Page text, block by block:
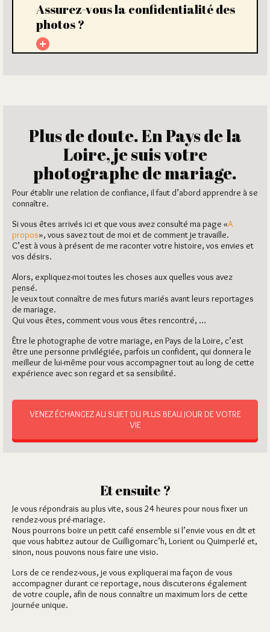
Assurez-vous la confidentialité des
photos ?
Plus de doute. En Pays de la
Loire, je suis votre
photographe de mariage.
Pour établir une relation de confiance, il faut d’abord apprendre à se
connaître.
Si vous êtes arrivés ici et que vous avez consulté ma page «A
propos», vous savez tout de moi et de comment je travaille.
C’est à vous à présent de me raconter votre histoire, vos envies et
vos désirs.
Alors, expliquez-moi toutes les choses aux quelles vous avez
pensé.
Je veux tout connaître de mes futurs mariés avant leurs reportages
de mariage.
Qui vous êtes, comment vous vous êtes rencontré, …
Être le photographe de votre mariage, en Pays de la Loire, c’est
être une personne privilégiée, parfois un confident, qui donnera le
meilleur de lui-même pour vous accompagner tout au long de cette
expérience avec son regard et sa sensibilité.
VENEZ ÉCHANGEZ AU SUJET DU PLUS BEAU JOUR DE VOTRE
VIE
Et ensuite ?
Je vous répondrais au plus vite, sous 24 heures pour nous fixer un
rendez-vous pré-mariage.
Nous pourrons boire un petit café ensemble si l’envie vous en dit et
que vous habitez autour de Guilligomarc’h, Lorient ou Quimperlé et,
sinon, nous pouvons nous faire une visio.
Lors de ce rendez-vous, je vous expliquerai ma façon de vous
accompagner durant ce reportage, nous discuterons également
de votre couple, afin de nous connaître un maximum lors de cette
journée unique.